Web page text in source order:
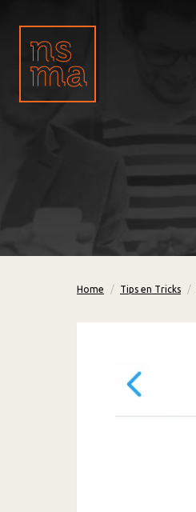
Home Tips en Tricks